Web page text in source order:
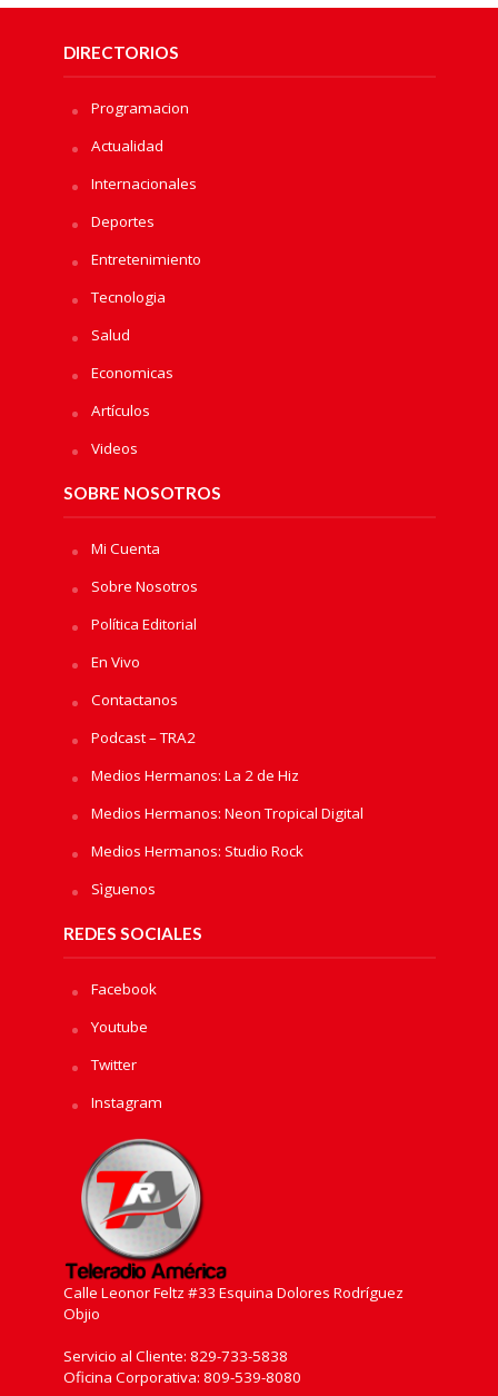
DIRECTORIOS
Programacion
Actualidad
Internacionales
Deportes
Entretenimiento
Tecnologia
Salud
Economicas
Artículos
Videos
SOBRE NOSOTROS
Mi Cuenta
Sobre Nosotros
Política Editorial
En Vivo
Contactanos
Podcast – TRA2
Medios Hermanos: La 2 de Hiz
Medios Hermanos: Neon Tropical Digital
Medios Hermanos: Studio Rock
Sìguenos
REDES SOCIALES
Facebook
Youtube
Twitter
Instagram
Calle Leonor Feltz #33 Esquina Dolores Rodríguez
Objio
Servicio al Cliente: 829-733-5838
Oficina Corporativa: 809-539-8080